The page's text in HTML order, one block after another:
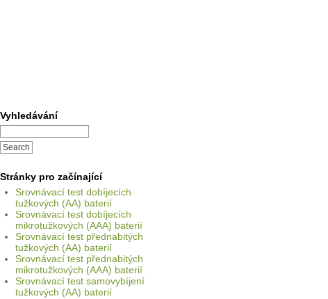
Vyhledávání
Stránky pro začínající
Srovnávací test dobíjecích
tužkových (AA) baterií
Srovnávací test dobíjecích
mikrotužkových (AAA) baterií
Srovnávací test přednabitých
tužkových (AA) baterií
Srovnávací test přednabitých
mikrotužkových (AAA) baterií
Srovnávací test samovybíjení
tužkových (AA) baterií